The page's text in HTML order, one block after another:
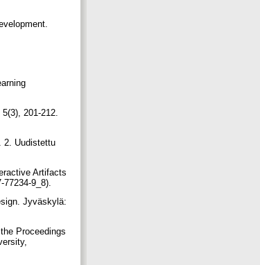
201-212.
2. Uudistettu
Artifacts
9_8).
Jyväskylä:
Proceedings